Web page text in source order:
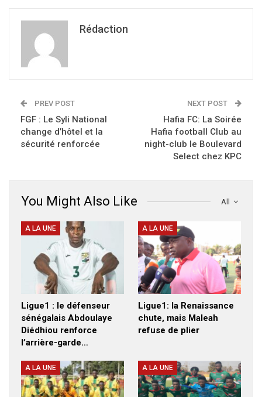
Rédaction
PREV POST
FGF : Le Syli National
change d’hôtel et la
sécurité renforcée
NEXT POST
Hafia FC: La Soirée
Hafia football Club au
night-club le Boulevard
Select chez KPC
All
You Might Also Like
A LA UNE
Ligue1 : le défenseur
sénégalais Abdoulaye
Diédhiou renforce
l’arrière-garde…
A LA UNE
Ligue1: la Renaissance
chute, mais Maleah
refuse de plier
A LA UNE A LA UNE